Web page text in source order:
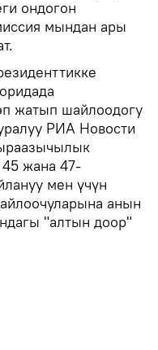
ондогон
мындан ары
жатып шайлоодогу
РИА Новости
жана 47-
мен үчүн
анын
"алтын доор"